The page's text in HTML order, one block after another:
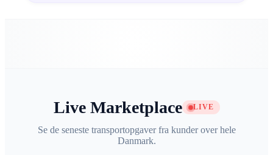
Live Marketplace LIVE
Se de seneste transportopgaver fra kunder over hele
Danmark.